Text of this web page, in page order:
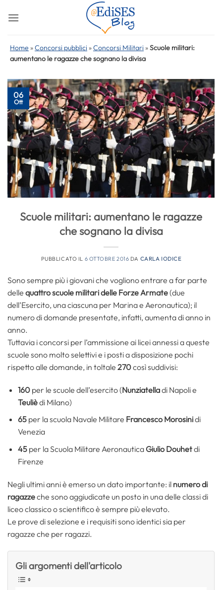
Home »Concorsi pubblici »Concorsi Militari »Scuole militari:
aumentano le ragazze che sognano la divisa
06
Ott
Scuole militari: aumentano le ragazze
che sognano la divisa
PUBBLICATO IL 6 OTTOBRE 2016 DA CARLA IODICE
Sono sempre più i giovani che vogliono entrare a far parte
delle quattro scuole militari delle Forze Armate(due
dell’Esercito, una ciascuna per Marina e Aeronautica); il
numero di domande presentate, infatti, aumenta di anno in
anno.
Tuttavia i concorsi per l’ammissione ai licei annessi a queste
scuole sono molto selettivi e i posti a disposizione pochi
rispetto alle domande, in toltale 270così suddivisi:
160per le scuole dell’esercito (Nunziatelladi Napoli e
Teulièdi Milano)
65per la scuola Navale Militare Francesco Morosinidi
Venezia
45per la Scuola Militare Aeronautica Giulio Douhetdi
Firenze
Negli ultimi anni è emerso un dato importante: il numero di
ragazzeche sono aggiudicate un posto in una delle classi di
liceo classico o scientifico è sempre più elevato.
Le prove di selezione e i requisiti sono identici sia per
ragazze che per ragazzi.
Gli argomenti dell'articolo